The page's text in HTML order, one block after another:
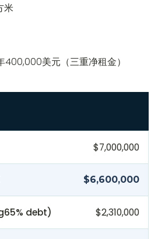
米
400,000美元（三重净租金）
$7,000,000
$6,600,000
65% debt) $2,310,000